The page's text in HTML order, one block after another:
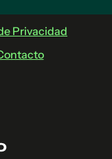
Privacidad